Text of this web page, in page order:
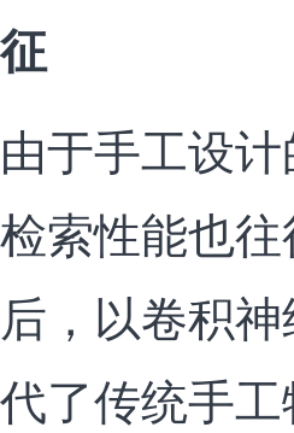
征
由于手工设
检索性能也
后，以卷积
代了传统手